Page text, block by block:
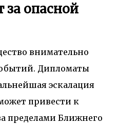
опасной
внимательно
Дипломаты
эскалация
привести к
пределами Ближнего